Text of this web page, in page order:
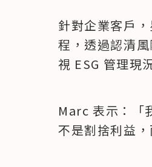
針對企業客戶
程，透過認清
視 ESG 管理現
Marc 表示：「
不是割捨利益